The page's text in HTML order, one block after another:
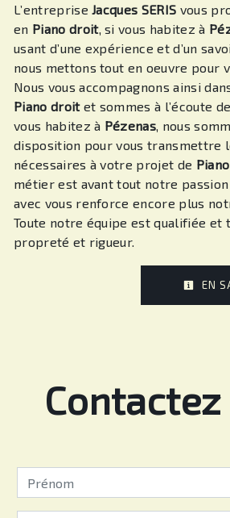
L’entrepriseJacques SERIS vous
en Piano droit, si vous habitez à
usant d’une expérience et d’un
nous mettons tout en oeuvre pour
Nous vous accompagnons ainsi
Piano droitet sommes à l’écoute
vous habitez à Pézenas, nous
disposition pour vous transmettre
nécessaires à votre projet de
métier est avant tout notre
avec vous renforce encore plus
Toute notre équipe est qualifiée et
propreté et rigueur.
EN